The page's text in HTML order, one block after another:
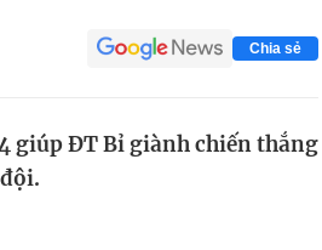
Chia sẻ
giúp ĐT Bỉ giành chiến thắng